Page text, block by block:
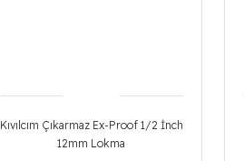
Kıvılcım Çıkarmaz Ex-Proof 1/2 İnch
12mm Lokma